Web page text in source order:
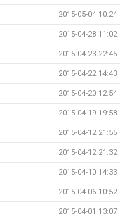
2015-05-04 10:24
2015-04-28 11:02
2015-04-23 22:45
2015-04-22 14:43
2015-04-20 12:54
2015-04-19 19:58
2015-04-12 21:55
2015-04-12 21:32
2015-04-10 14:33
2015-04-06 10:52
2015-04-01 13:07